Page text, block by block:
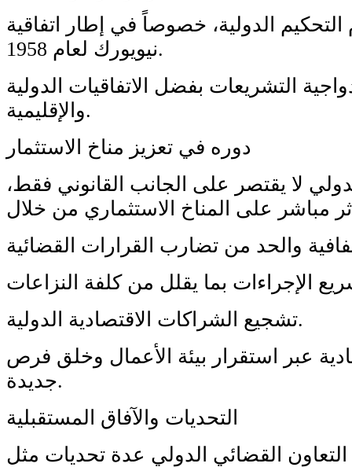
الدولية، خصوصاً في إطار اتفاقية
نيويورك لعام 1958.
التشريعات بفضل الاتفاقيات الدولية
والإقليمية.
دوره في تعزيز مناخ الاستثمار
لا يقتصر على الجانب القانوني فقط،
تشجيع الشراكات الاقتصادية الدولية.
عبر استقرار بيئة الأعمال وخلق فرص
جديدة.
التحديات والآفاق المستقبلية
التعاون القضائي الدولي عدة تحديات مثل